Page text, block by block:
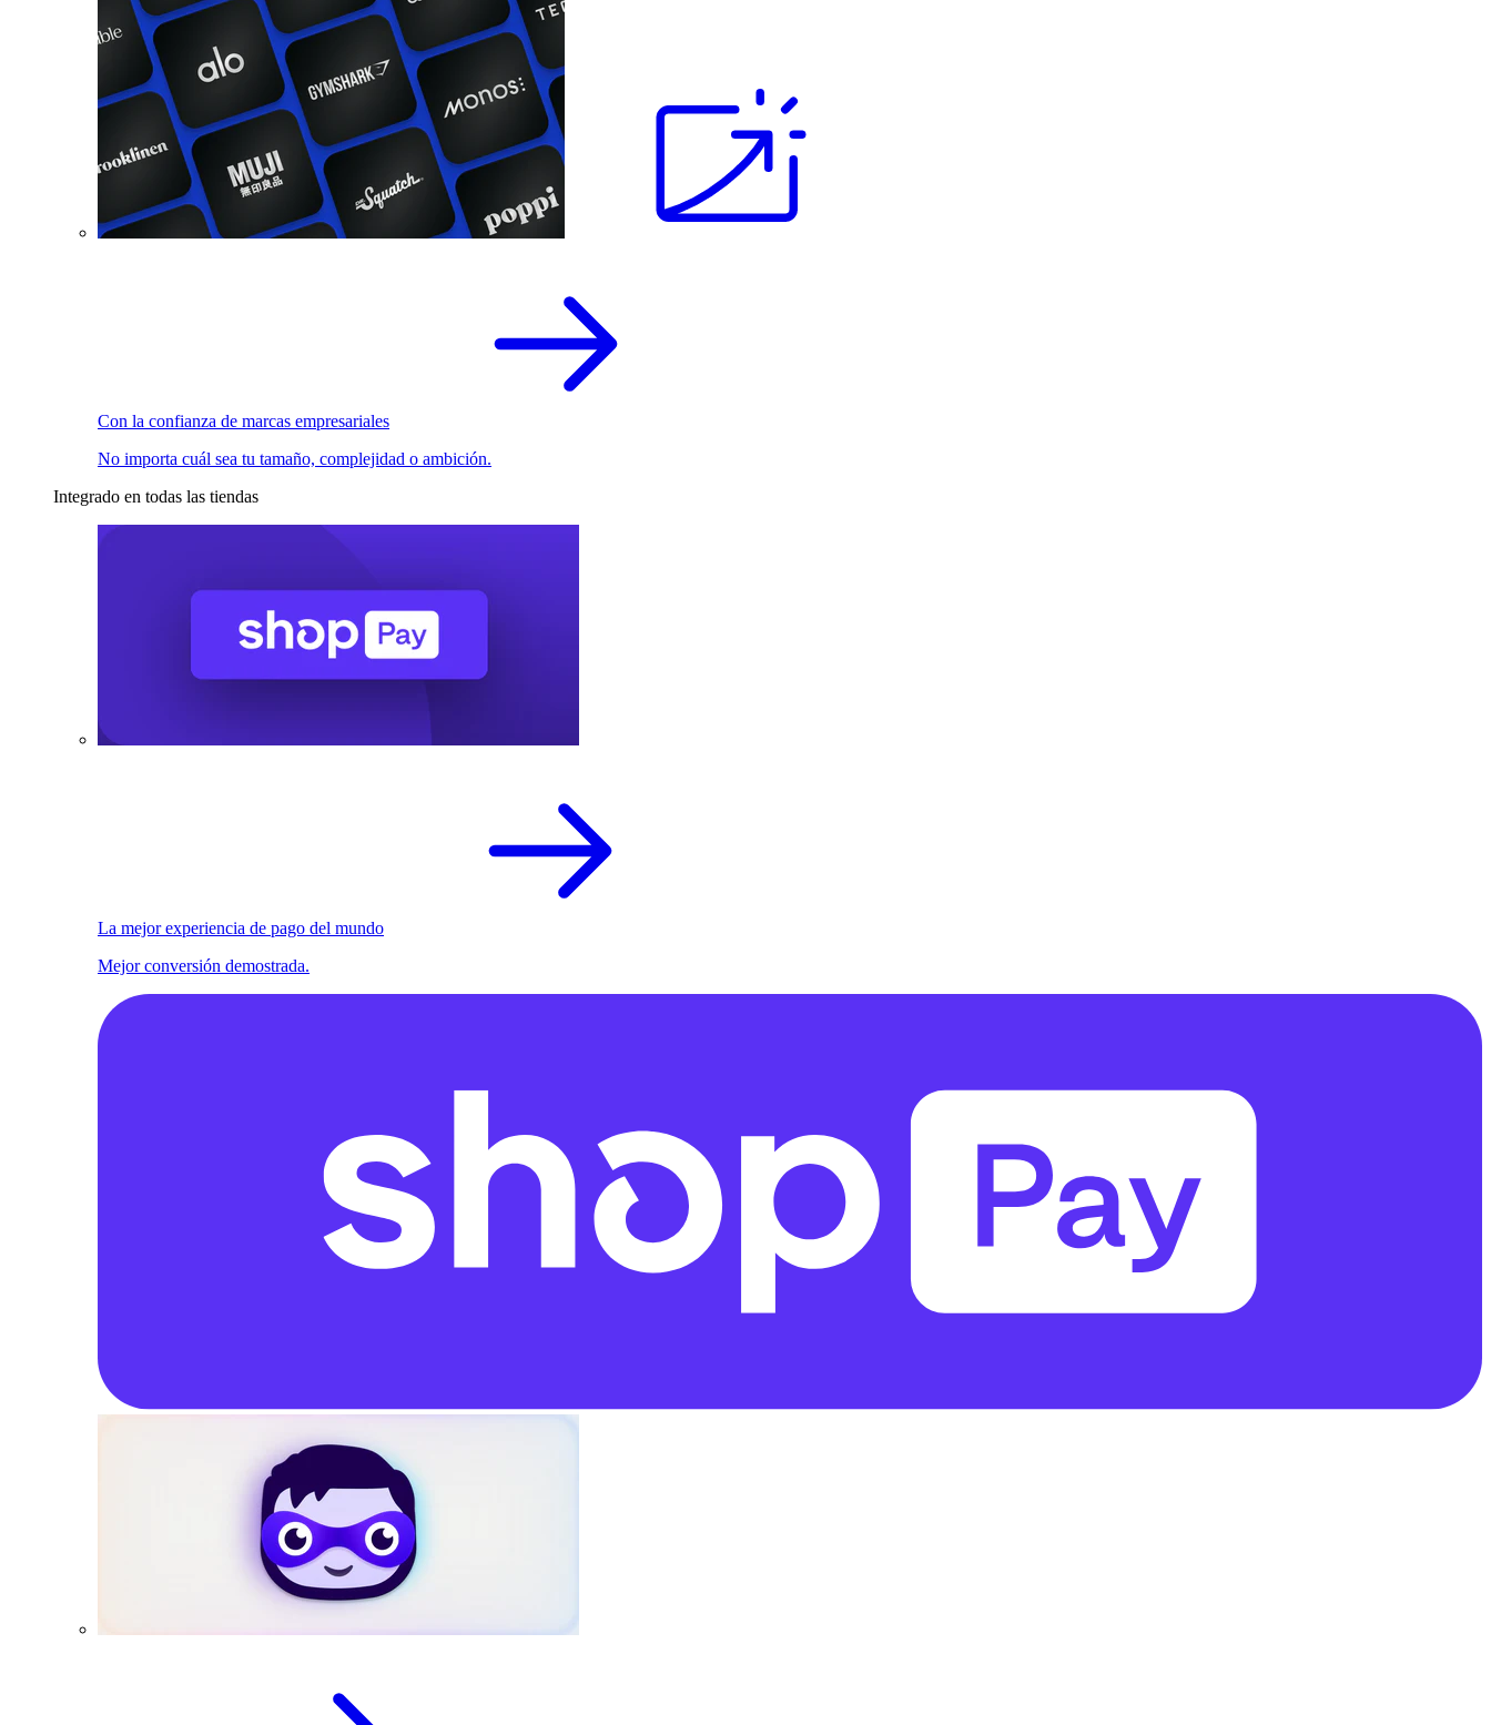
Con la confianza de marcas empresariales
No importa cuál sea tu tamaño, complejidad o ambición.
Integrado en todas las tiendas
La mejor experiencia de pago del mundo
Mejor conversión demostrada.